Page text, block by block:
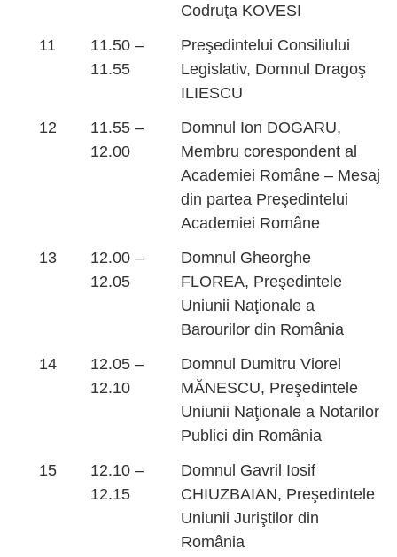
Codruţa KOVESI
11
11.50 –
11.55
Preşedintelui Consiliului
Legislativ, Domnul Dragoş
ILIESCU
12
11.55 –
12.00
Domnul Ion DOGARU,
Membru corespondent al
Academiei Române – Mesaj
din partea Preşedintelui
Academiei Române
13
12.00 –
12.05
Domnul Gheorghe
FLOREA, Preşedintele
Uniunii Naţionale a
Barourilor din România
14
12.05 –
12.10
Domnul Dumitru Viorel
MĂNESCU, Preşedintele
Uniunii Naţionale a Notarilor
Publici din România
15
12.10 –
12.15
Domnul Gavril Iosif
CHIUZBAIAN, Preşedintele
Uniunii Juriştilor din
România